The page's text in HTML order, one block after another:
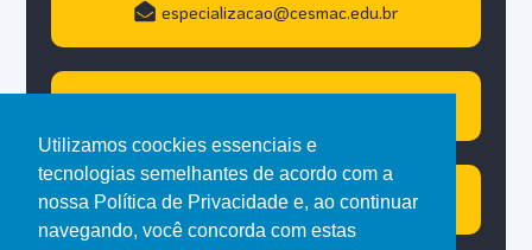
Utilizamos coockies essenciais e
tecnologias semelhantes de acordo com a
nossa Política de Privacidade e, ao continuar
navegando, você concorda com estas
especializacao@cesmac.edu.br
Atendimento WhastApp